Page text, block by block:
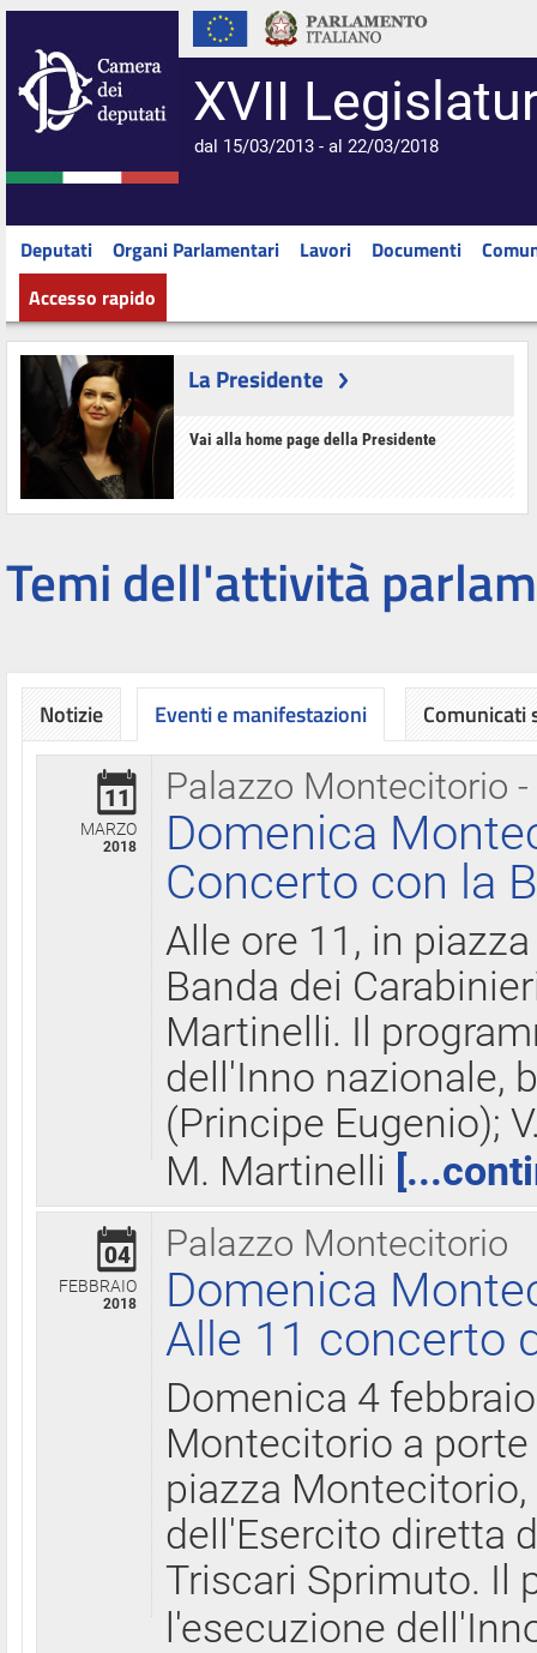
XVII
dal 15/03/2013 - al 22/03/2018
Deputati Organi Parlamentari Lavori Documenti
Accesso rapido
La Presidente
Vai alla home page della Presidente
Temi dell'attività
Notizie Eventi e manifestazioni
Palazzo Montecitorio
11
MARZO
2018
Domenica
Concerto con la
Alle ore 11, in
Banda dei
Martinelli. Il
dell'Inno nazionale,
(Principe Eugenio);
M. Martinelli
Palazzo Montecitorio
04
FEBBRAIO
2018
Domenica
Alle 11 concerto
Domenica 4
Montecitorio a
piazza
dell'Esercito diretta
Triscari Sprimuto. Il
l'esecuzione
Comunicati